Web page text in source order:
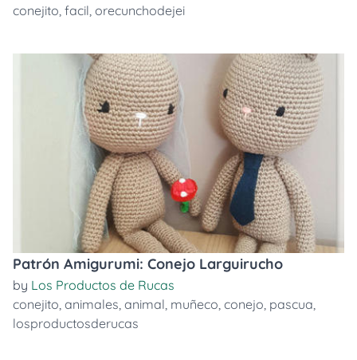
conejito, facil, orecunchodejei
Patrón Amigurumi: Conejo Larguirucho
by Los Productos de Rucas
conejito, animales, animal, muñeco, conejo, pascua,
losproductosderucas